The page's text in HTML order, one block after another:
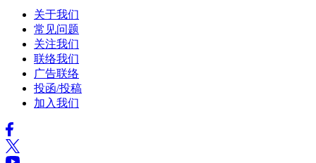
关于我们
常见问题
关注我们
联络我们
广告联络
投函/投稿
加入我们